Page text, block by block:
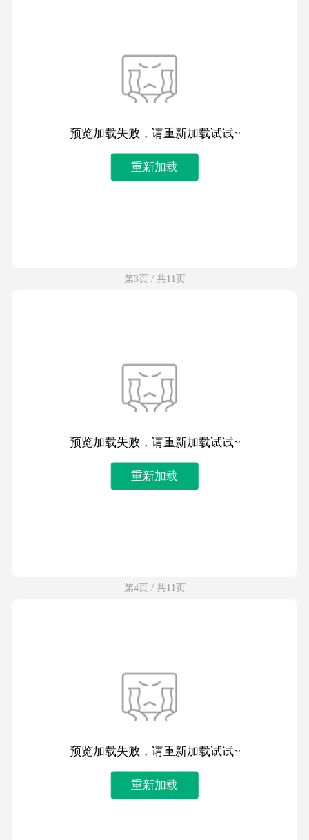
预览加载失败，请重新加载试试~
重新加载
第3页 / 共11页
预览加载失败，请重新加载试试~
重新加载
第4页 / 共11页
预览加载失败，请重新加载试试~
重新加载